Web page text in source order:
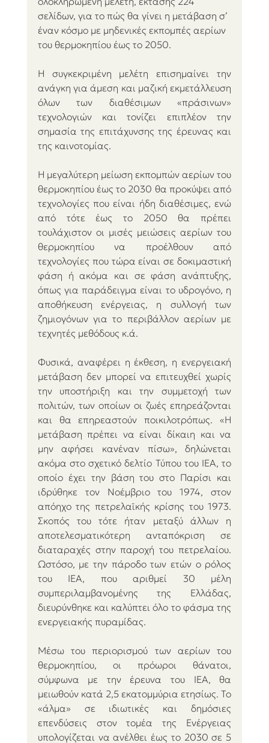
σελίδων, για το πώς θα γίνει η μετάβαση σ’
έναν κόσμο με μηδενικές εκπομπές αερίων
του θερμοκηπίου έως το 2050.
Η συγκεκριμένη μελέτη επισημαίνει την
ανάγκη για άμεση και μαζική εκμετάλλευση
όλων των διαθέσιμων «πράσινων»
τεχνολογιών και τονίζει επιπλέον την
σημασία της επιτάχυνσης της έρευνας και
της καινοτομίας.
Η μεγαλύτερη μείωση εκπομπών αερίων του
θερμοκηπίου έως το 2030 θα προκύψει από
τεχνολογίες που είναι ήδη διαθέσιμες, ενώ
από τότε έως το 2050 θα πρέπει
τουλάχιστον οι μισές μειώσεις αερίων του
θερμοκηπίου να προέλθουν από
τεχνολογίες που τώρα είναι σε δοκιμαστική
φάση ή ακόμα και σε φάση ανάπτυξης,
όπως για παράδειγμα είναι το υδρογόνο, η
αποθήκευση ενέργειας, η συλλογή των
ζημιογόνων για το περιβάλλον αερίων με
τεχνητές μεθόδους κ.ά.
Φυσικά, αναφέρει η έκθεση, η ενεργειακή
μετάβαση δεν μπορεί να επιτευχθεί χωρίς
την υποστήριξη και την συμμετοχή των
πολιτών, των οποίων οι ζωές επηρεάζονται
και θα επηρεαστούν ποικιλοτρόπως. «Η
μετάβαση πρέπει να είναι δίκαιη και να
μην αφήσει κανέναν πίσω», δηλώνεται
ακόμα στο σχετικό δελτίο Τύπου του IEA, το
οποίο έχει την βάση του στο Παρίσι και
ιδρύθηκε τον Νοέμβριο του 1974, στον
απόηχο της πετρελαϊκής κρίσης του 1973.
Σκοπός του τότε ήταν μεταξύ άλλων η
αποτελεσματικότερη ανταπόκριση σε
διαταραχές στην παροχή του πετρελαίου.
Ωστόσο, με την πάροδο των ετών ο ρόλος
του IEA, που αριθμεί 30 μέλη
συμπεριλαμβανομένης της Ελλάδας,
διευρύνθηκε και καλύπτει όλο το φάσμα της
ενεργειακής πυραμίδας.
Μέσω του περιορισμού των αερίων του
θερμοκηπίου, οι πρόωροι θάνατοι,
σύμφωνα με την έρευνα του IEA, θα
μειωθούν κατά 2,5 εκατομμύρια ετησίως. Το
«άλμα» σε ιδιωτικές και δημόσιες
επενδύσεις στον τομέα της Ενέργειας
υπολογίζεται να ανέλθει έως το 2030 σε 5